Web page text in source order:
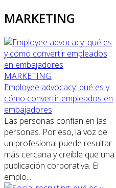
MARKETING
MARKETING
Employee advocacy: qué es y
cómo convertir empleados en
embajadores
Las personas confían en las
personas. Por eso, la voz de
un profesional puede resultar
más cercana y creíble que una
publicación corporativa. El
emplo...